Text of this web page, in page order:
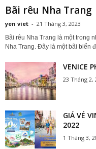
Bãi rêu Nha Trang
yen viet - 21 Tháng 3, 2023
Bãi rêu Nha Trang là một trong
Nha Trang. Đây là một bãi biển
VENICE
23 Tháng 2,
GIÁ VÉ
2022
1 Tháng 3,